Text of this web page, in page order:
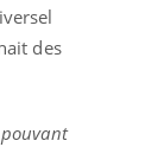
des
pouvant